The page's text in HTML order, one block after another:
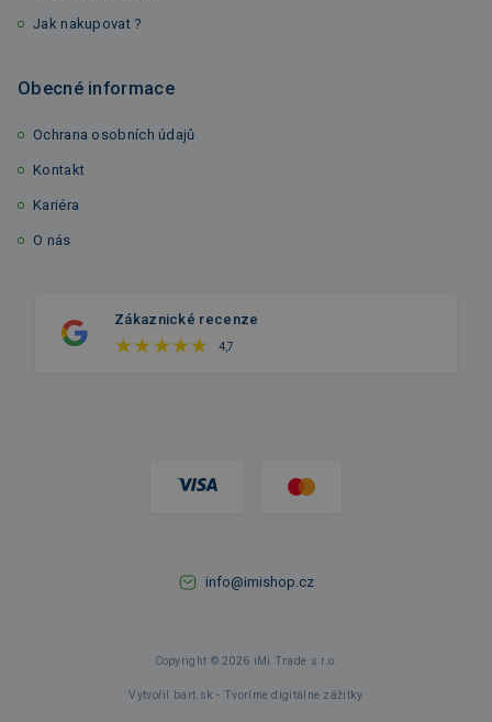
Jak nakupovat ?
Obecné informace
Ochrana osobních údajů
Kontakt
Kariéra
O nás
Zákaznické recenze
4,7
info@imishop.cz
Copyright © 2026 iMi Trade s.r.o.
Vytvořil bart.sk - Tvoríme digitálne zážitky